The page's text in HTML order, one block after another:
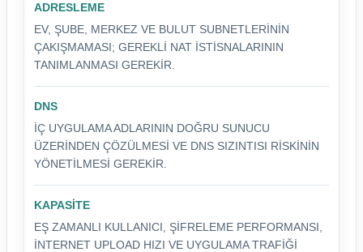
ADRESLEME
EV, ŞUBE, MERKEZ VE BULUT SUBNETLERININ
ÇAKIŞMAMASI; GEREKLI NAT ISTISNALARININ
TANIMLANMASI GEREKIR.
DNS
İÇ UYGULAMA ADLARININ DOĞRU SUNUCU
ÜZERINDEN ÇÖZÜLMESI VE DNS SIZINTISI RISKININ
YÖNETILMESI GEREKIR.
KAPASITE
EŞ ZAMANLI KULLANICI, ŞIFRELEME PERFORMANSI,
INTERNET UPLOAD HIZI VE UYGULAMA TRAFIĞI